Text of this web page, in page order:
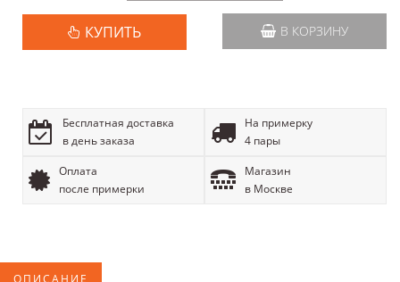
КУПИТЬ В КОРЗИНУ
Бесплатная доставка
в день заказа
На примерку
4 пары
Оплата
после примерки
Магазин
в Москве